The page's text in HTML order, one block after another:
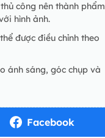
công nên thành phẩm
hình ảnh.
được điều chỉnh theo
ánh sáng, góc chụp và
Facebook